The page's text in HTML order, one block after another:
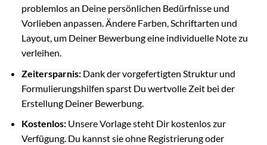
problemlos an Deine persönlichen Bedürfnisse und
Vorlieben anpassen. Ändere Farben, Schriftarten und
Layout, um Deiner Bewerbung eine individuelle Note zu
verleihen.
Zeitersparnis:Dank der vorgefertigten Struktur und
Formulierungshilfen sparst Du wertvolle Zeit bei der
Erstellung Deiner Bewerbung.
Kostenlos:Unsere Vorlage steht Dir kostenlos zur
Verfügung. Du kannst sie ohne Registrierung oder